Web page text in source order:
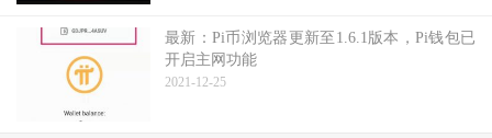
最新：Pi币浏览器更新至1.6.1版本，Pi钱包已
开启主网功能
2021-12-25